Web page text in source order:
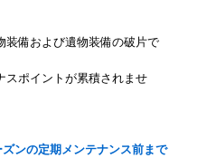
装備および遺物装備の破片で
スポイントが累積されませ
ンの定期メンテナンス前まで